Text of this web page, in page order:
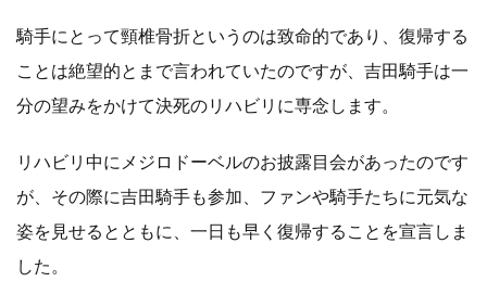
騎手にとって頸椎骨折というのは致命的であり、復帰する
ことは絶望的とまで言われていたのですが、吉田騎手は一
分の望みをかけて決死のリハビリに専念します。
リハビリ中にメジロドーベルのお披露目会があったのです
が、その際に吉田騎手も参加、ファンや騎手たちに元気な
姿を見せるとともに、一日も早く復帰することを宣言しま
した。